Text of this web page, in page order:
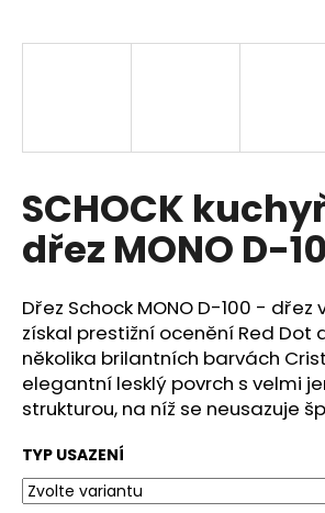
SCHOCK
dřez MONO D-
Dřez Schock MONO D-100 - dřez
získal prestižní ocenění Red Dot
několika brilantních barvách
elegantní lesklý povrch s velmi
strukturou, na níž se neusazuje
TYP USAZENÍ
j
?
HLEDAT
D
o
p
o
r
u
č